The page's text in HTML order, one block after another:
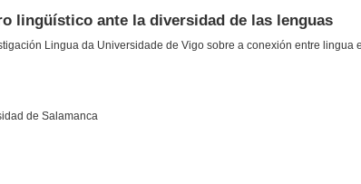
lingüístico ante la diversidad de las lenguas
Lingua da Universidade de Vigo sobre a conexión entre lingua
de Salamanca